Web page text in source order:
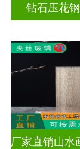
钻石压花